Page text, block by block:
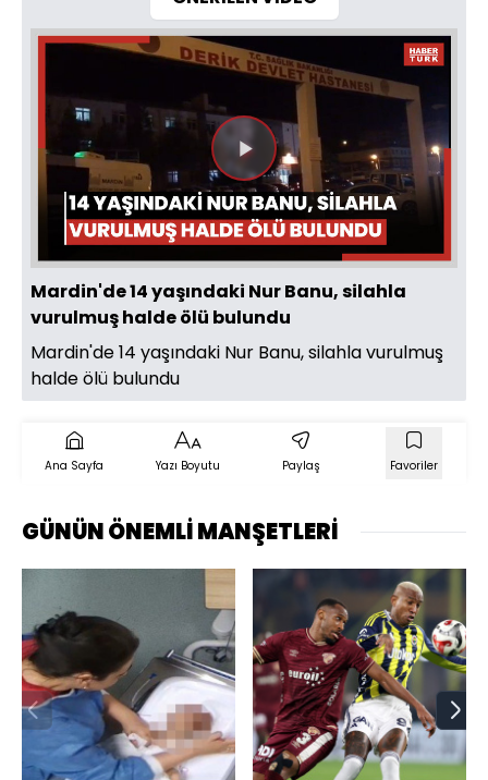
Videoyu
Oynat
Mardin'de 14 yaşındaki Nur Banu, silahla
vurulmuş halde ölü bulundu
Mardin'de 14 yaşındaki Nur Banu, silahla vurulmuş
halde ölü bulundu
Ana Sayfa Yazı Boyutu Paylaş Favoriler
GÜNÜN ÖNEMLİ MANŞETLERİ